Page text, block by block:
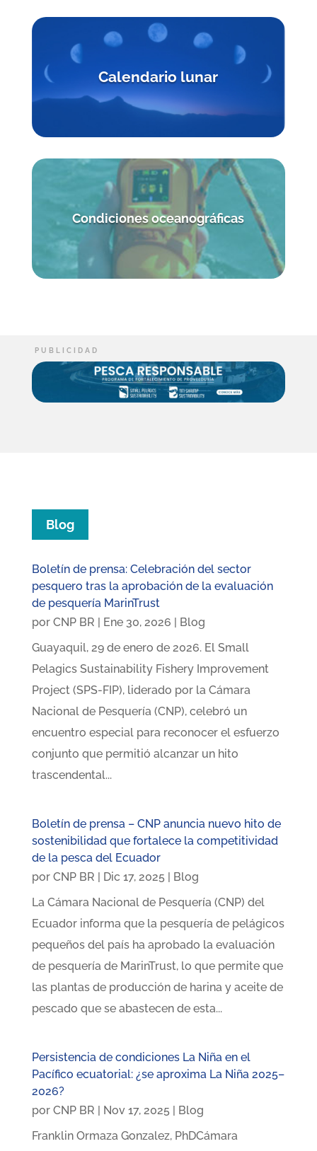
Calendario lunar
Condiciones oceanográficas
Blog
Boletín de prensa: Celebración del sector
pesquero tras la aprobación de la evaluación
de pesquería MarinTrust
por CNP BR Ene 30, 2026
Blog
Guayaquil, 29 de enero de 2026. El Small
Pelagics Sustainability Fishery Improvement
Project (SPS-FIP), liderado por la Cámara
Nacional de Pesquería (CNP), celebró un
encuentro especial para reconocer el esfuerzo
conjunto que permitió alcanzar un hito
trascendental...
Boletín de prensa – CNP anuncia nuevo hito de
sostenibilidad que fortalece la competitividad
de la pesca del Ecuador
por CNP BR Dic 17, 2025|
Blog
La Cámara Nacional de Pesquería (CNP) del
Ecuador informa que la pesquería de pelágicos
pequeños del país ha aprobado la evaluación
de pesquería de MarinTrust, lo que permite que
las plantas de producción de harina y aceite de
pescado que se abastecen de esta...
Persistencia de condiciones La Niña en el
Pacífico ecuatorial: ¿se aproxima La Niña 2025–
2026?
por CNP BR Nov 17, 2025|
Blog
Franklin Ormaza Gonzalez, PhDCámara